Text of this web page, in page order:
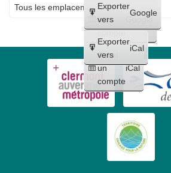
Créer
un
compte
Google
Créer
un
compte
iCal
Exporter
vers
Google
Exporter
vers
iCal